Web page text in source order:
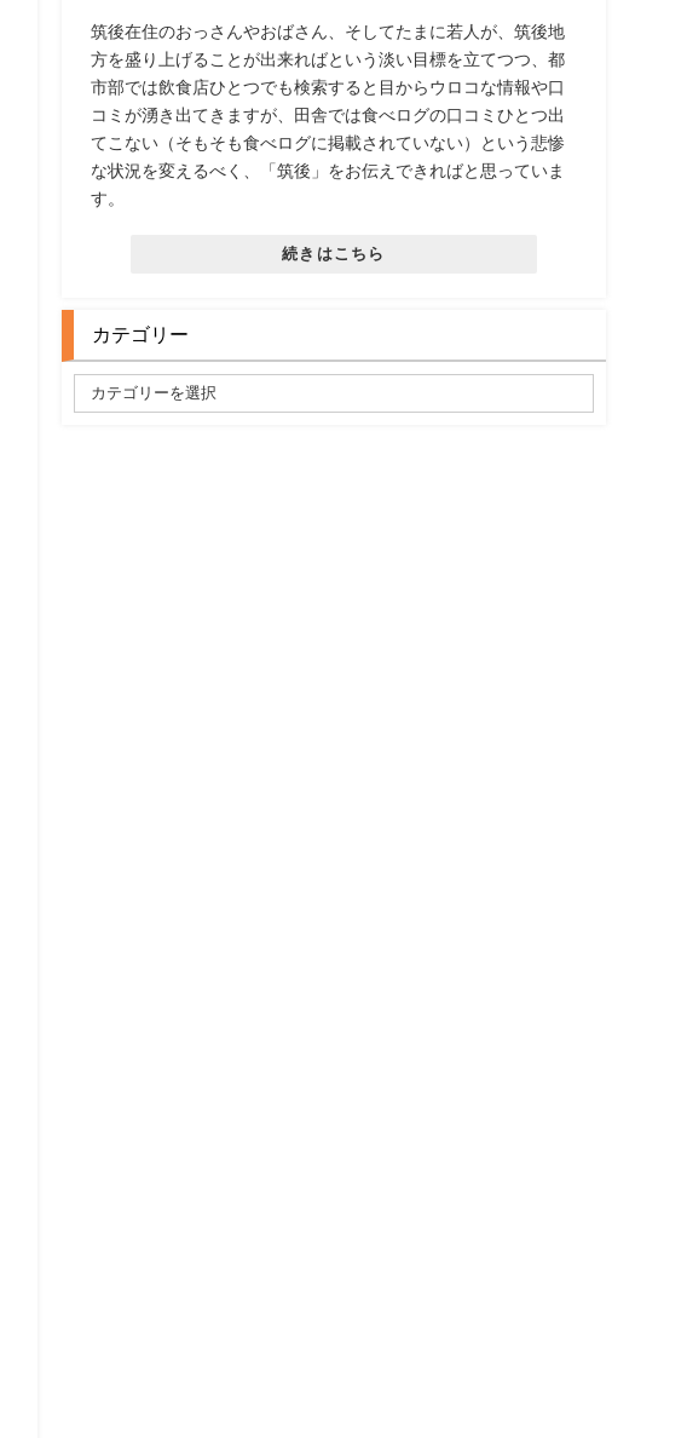
筑後在住のおっさんやおばさん、そしてたまに若人が、筑後地
方を盛り上げることが出来ればという淡い目標を立てつつ、都
市部では飲食店ひとつでも検索すると目からウロコな情報や口
コミが湧き出てきますが、田舎では食べログの口コミひとつ出
てこない（そもそも食べログに掲載されていない）という悲惨
な状況を変えるべく、「筑後」をお伝えできればと思っていま
す。
続きはこちら
カテゴリー